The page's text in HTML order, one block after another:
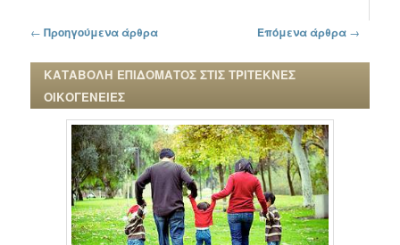
Πλοήγηση στα άρθρα
← Προηγούμενα άρθρα Επόμενα άρθρα →
ΚΑΤΑΒΟΛΗ ΕΠΙΔΟΜΑΤΟΣ ΣΤΙΣ ΤΡΙΤΕΚΝΕΣ
ΟΙΚΟΓΕΝΕΙΕΣ